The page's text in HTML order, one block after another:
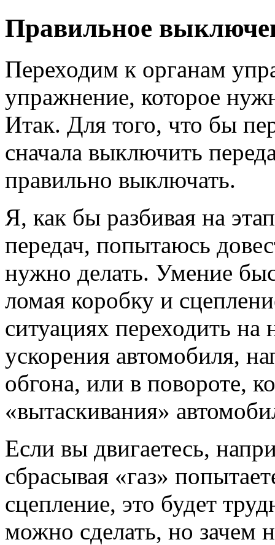
Правильное
Переходим к органам
упражнение, которое
Итак. Для того, что бы
сначала выключить
правильно выключать.
Я, как бы разбивая на
передач, попытаюсь
нужно делать. Умение
ломая коробку и
ситуациях переходить
ускорения автомобиля,
обгона, или в повороте,
«вытаскивания»
Если вы двигаетесь,
сбрасывая «газ»
сцепление, это будет
можно сделать, но зачем